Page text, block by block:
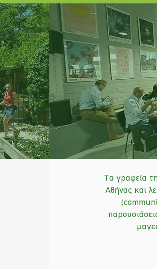
Τα γραφεία
Αθήνας και